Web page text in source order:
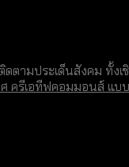
ตามประเด็นสังคม ทั้ง
ครีเอทีฟคอมมอนส์ แบ